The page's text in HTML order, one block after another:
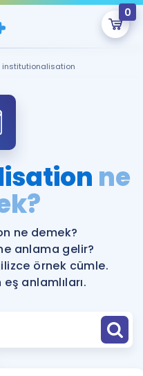
0
Boş.
onlarca eğitim seni
Gramer
institutionalisation
ne
ne demek?
anlama gelir?
örnek cümle.
anlamlıları.